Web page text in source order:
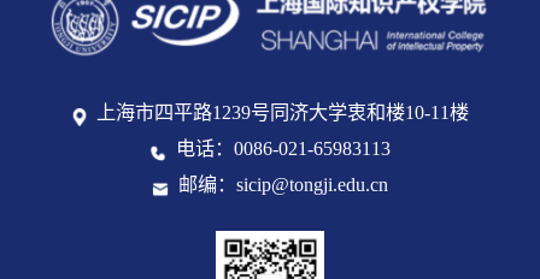
上海市四平路1239号同济大学衷和楼10-11楼
电话：0086-021-65983113
邮编：sicip@tongji.edu.cn